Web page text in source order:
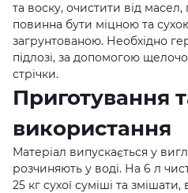
та воску, очистити від
повинна бути міцною та
загрунтованою. Необхідно
підлозі, за допомогою
стрічки.
Приготування
використання
Матеріал випускається у
розчиняють у воді. На 6 л
25 кг сухої суміші та